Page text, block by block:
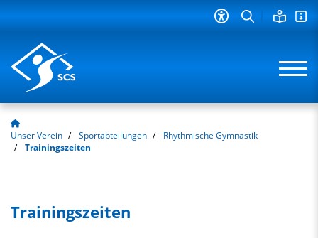
Unser Verein Sportabteilungen
Rhythmische Gymnastik
Trainingszeiten
Trainingszeiten